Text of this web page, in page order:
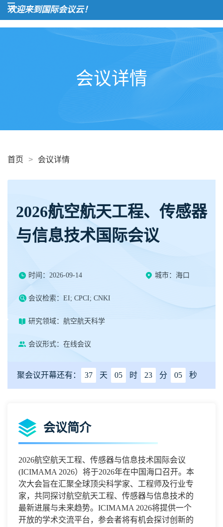
来到国际会议云！
会议详情
首页 > 会议详情
2026航空航天工程、传感器
与信息技术国际会议
时间：2026-09-14 城市：海口
会议检索：EI; CPCI; CNKI
研究领域：航空航天科学
会议形式：在线会议
聚会议开幕还有： 37 天 05 时 23 分 04 秒
会议简介
2026航空航天工程、传感器与信息技术国际会议
(ICIMAMA 2026）将于2026年在中国海口召开。本
次大会旨在汇聚全球顶尖科学家、工程师及行业专
家，共同探讨航空航天工程、传感器与信息技术的
最新进展与未来趋势。ICIMAMA 2026将提供一个
开放的学术交流平台，参会者将有机会探讨创新的